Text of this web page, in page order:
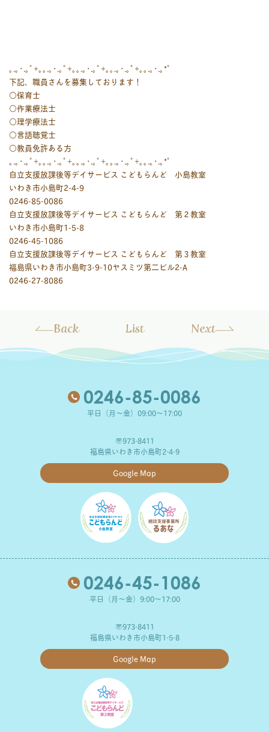
｡.｡･.｡ﾟ+｡｡.｡･.｡ﾟ+｡｡.｡･.｡ﾟ+｡｡.｡･.｡ﾟ+｡｡.｡･.｡*ﾟ
下記、職員さんを募集しております！
○保育士
○作業療法士
○理学療法士
○言語聴覚士
○教員免許ある方
｡.｡･.｡ﾟ+｡｡.｡･.｡ﾟ+｡｡.｡･.｡ﾟ+｡｡.｡･.｡ﾟ+｡｡.｡･.｡*ﾟ
自立支援放課後等デイサービス こどもらんど 小島教室
いわき市小島町2-4-9
0246-85-0086
自立支援放課後等デイサービス こどもらんど 第２教室
いわき市小島町1-5-8
0246-45-1086
自立支援放課後等デイサービス こどもらんど 第３教室
福島県いわき市小島町3-9-10ヤスミツ第二ビル2-A
0246-27-8086
Back List Next
0246-85-0086
平日（月～金）09:00～17:00
〒973-8411
福島県いわき市小島町2-4-9
Google Map
0246-45-1086
平日（月～金）9:00～17:00
〒973-8411
福島県いわき市小島町1-5-8
Google Map